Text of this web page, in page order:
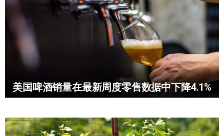
美国啤酒销量在最新周度零售数据中下降4.1%